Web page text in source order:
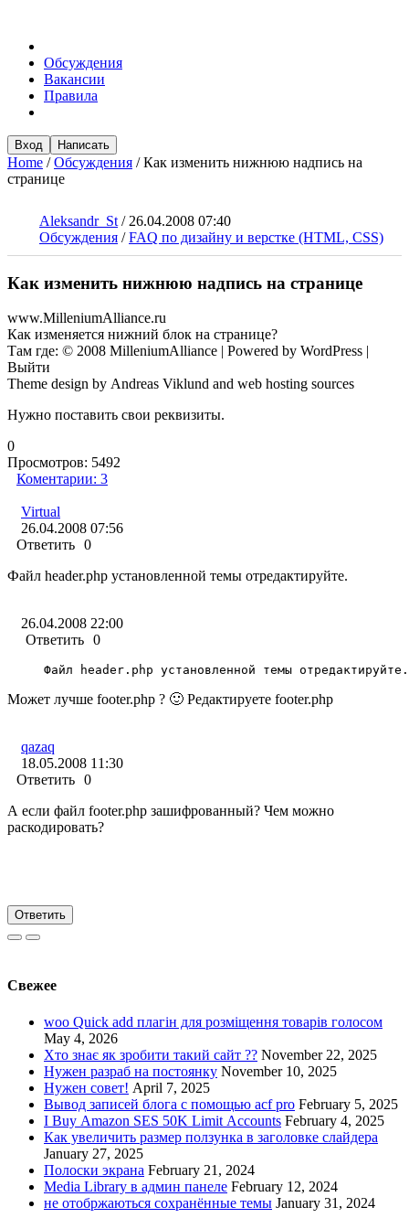
Обсуждения
Вакансии
Правила
Вход Написать
Home /Обсуждения /Как изменить нижнюю надпись на
странице
Aleksandr_St / 26.04.2008 07:40
Обсуждения /FAQ по дизайну и верстке (HTML, CSS)
Как изменить нижнюю надпись на странице
www.MilleniumAlliance.ru
Как изменяется нижний блок на странице?
Там где: © 2008 MilleniumAlliance | Powered by WordPress |
Выйти
Theme design by Andreas Viklund and web hosting sources
Нужно поставить свои реквизиты.
0
Просмотров: 5492
Коментарии: 3
Virtual
26.04.2008 07:56
Ответить 0
Файл header.php установленной темы отредактируйте.
26.04.2008 22:00
Ответить 0
Файл header.php установленной темы отредактируйте.
Может лучше footer.php ? 🙂 Редактируете footer.php
qazaq
18.05.2008 11:30
Ответить 0
А если файл footer.php зашифрованный? Чем можно
раскодировать?
Ответить
Свежее
woo Quick add плагін для розміщення товарів голосом
May 4, 2026
Хто знає як зробити такий сайт ?? November 22, 2025
Нужен разраб на постоянку November 10, 2025
Нужен совет! April 7, 2025
Вывод записей блога с помощью acf pro February 5, 2025
I Buy Amazon SES 50K Limit Accounts February 4, 2025
Как увеличить размер ползунка в заголовке слайдера
January 27, 2025
Полоски экрана February 21, 2024
Media Library в админ панеле February 12, 2024
не отобржаються сохранённые темы January 31, 2024